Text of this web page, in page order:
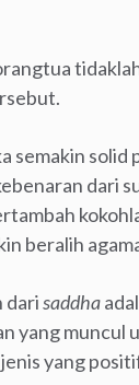
semakin solid
dari
beralih
darisaddha
yang muncul
yang